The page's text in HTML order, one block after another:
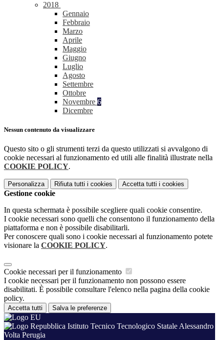
2018
Gennaio
Febbraio
Marzo
Aprile
Maggio
Giugno
Luglio
Agosto
Settembre
Ottobre
Novembre 6
Dicembre
Nessun contenuto da visualizzare
Questo sito o gli strumenti terzi da questo utilizzati si avvalgono di
cookie necessari al funzionamento ed utili alle finalità illustrate nella
COOKIE POLICY.
Personalizza Rifiuta tutti i cookies Accetta tutti i cookies
Gestione cookie
In questa schermata è possibile scegliere quali cookie consentire.
I cookie necessari sono quelli che consentono il funzionamento della
piattaforma e non è possibile disabilitarli.
Per conoscere quali sono i cookie necessari al funzionamento potete
visionare la COOKIE POLICY.
Cookie necessari per il funzionamento
I cookie necessari per il funzionamento non possono essere
disabilitati. È possibile consultare l'elenco nella pagina della cookie
policy.
Accetta tutti Salva le preferenze
Istituto Tecnico Tecnologico Statale Alessandro
Volta Perugia